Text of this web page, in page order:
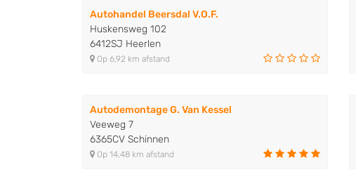
Autohandel Beersdal V.O.F.
Huskensweg 102
6412SJ Heerlen
Op 6,92 km afstand
Autodemontage G. Van Kessel
Veeweg 7
6365CV Schinnen
Op 14,48 km afstand